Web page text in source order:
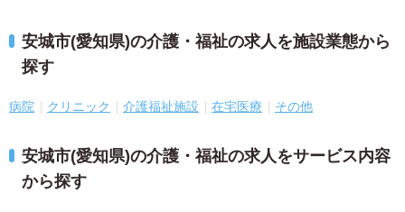
安城市(愛知県)の介護・福祉の求人を施設業態から
探す
病院 クリニック 介護福祉施設 在宅医療 その他
安城市(愛知県)の介護・福祉の求人をサービス内容
から探す